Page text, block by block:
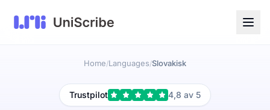
Home/Languages/Slovakisk
Trustpilot 4,8 av 5